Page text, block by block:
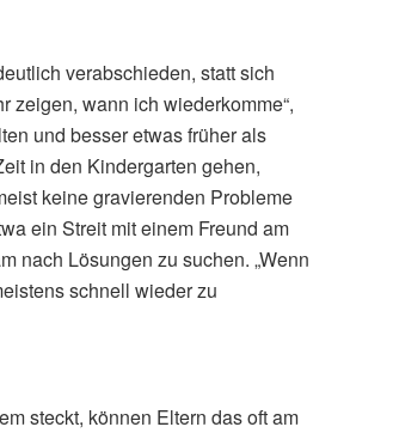
verabschieden, statt sich
zeigen, wann ich wiederkomme“,
und besser etwas früher als
in den Kindergarten gehen,
keine gravierenden Probleme
ein Streit mit einem Freund am
nach Lösungen zu suchen. „Wenn
schnell wieder zu
steckt, können Eltern das oft am